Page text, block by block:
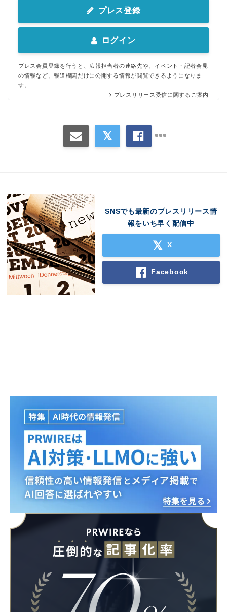
プレス登録
ログイン
プレス会員登録を行うと、広報担当者の連絡先や、イベント・記者会見
の情報など、報道機関だけに公開する情報が閲覧できるようになりま
す。
プレスリリース受信に関するご案内
SNSでも最新のプレスリリース情
報をいち早く配信中
X
Facebook